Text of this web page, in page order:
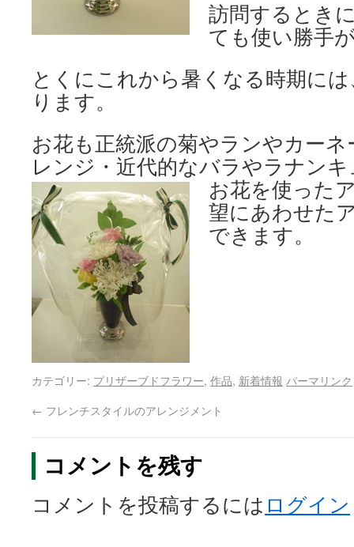
訪問するとき
ても使い勝手
とくにこれから暑くなる時期に
ります。
お花も正統派の菊やランやカー
レンジ・近代的なバラやラナン
お花を使った
望にあわせた
できます。
カテゴリー: プリザーブドフラワー, 作品, 新着情報 パーマリンク
← フレンチスタイルのアレンジメント
コメントを残す
コメントを投稿するには ログイン